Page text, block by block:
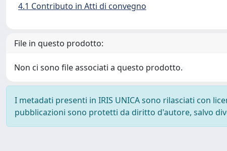
4.1 Contributo in Atti di convegno
File in questo prodotto:
Non ci sono file associati a questo prodotto.
I metadati presenti in IRIS UNICA sono rilasciati con
pubblicazioni sono protetti da diritto d'autore, salvo